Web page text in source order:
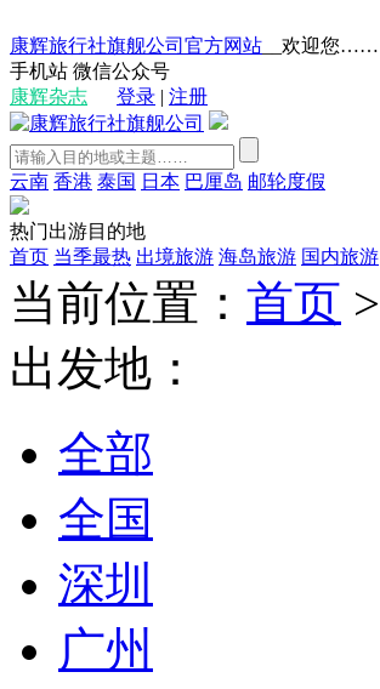
康辉旅行社旗舰公司官方网站 __欢迎您……
手机站 微信公众号
康辉杂志
登录 | 注册
云南 香港 泰国 日本 巴厘岛 邮轮度假
热门出游目的地
首页 当季最热 出境旅游 海岛旅游 国内旅游
当前位置： 首页 >
出发地：
全部
全国
深圳
广州